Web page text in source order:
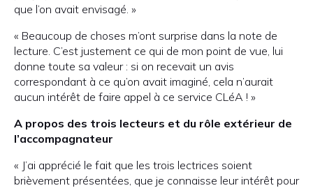
que l’on avait envisagé. »
« Beaucoup de choses m’ont surprise dans la note de
lecture. C’est justement ce qui de mon point de vue, lui
donne toute sa valeur : si on recevait un avis
correspondant à ce qu’on avait imaginé, cela n’aurait
aucun intérêt de faire appel à ce service CLéA ! »
A propos des trois lecteurs et du rôle extérieur de
l’accompagnateur
« J’ai apprécié le fait que les trois lectrices soient
brièvement présentées, que je connaisse leur intérêt pour